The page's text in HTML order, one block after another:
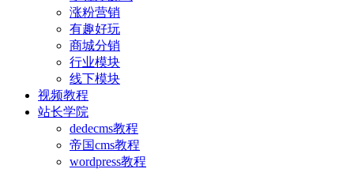
涨粉营销
有趣好玩
商城分销
行业模块
线下模块
视频教程
站长学院
dedecms教程
帝国cms教程
wordpress教程